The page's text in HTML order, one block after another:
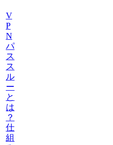
V
P
N
パ
ス
ス
ル
ー
と
は
？
仕
組